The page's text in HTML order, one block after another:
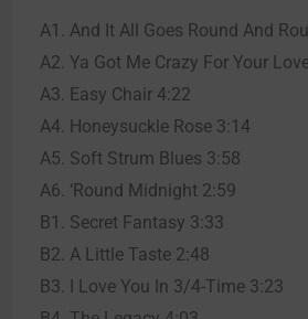
A1. And It All Goes Round And
A2. Ya Got Me Crazy For Your
A3. Easy Chair 4:22
A4. Honeysuckle Rose 3:14
A5. Soft Strum Blues 3:58
A6. ‘Round Midnight 2:59
B1. Secret Fantasy 3:33
B2. A Little Taste 2:48
B3. I Love You In 3/4-Time 3:23